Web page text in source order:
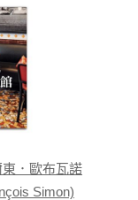
東．歐布瓦諾
Simon)